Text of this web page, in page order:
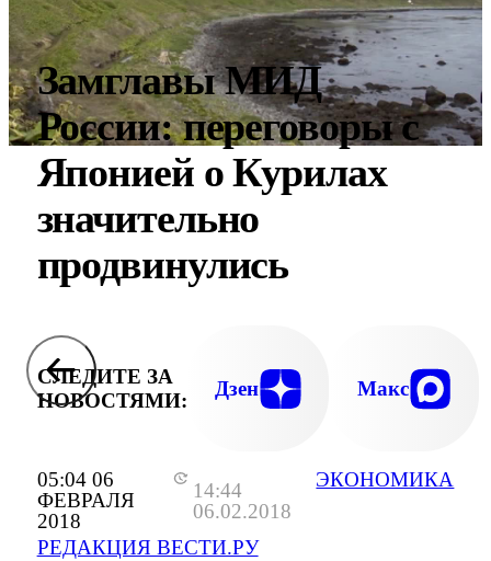
05:04 06
ФЕВРАЛЯ
2018
14:44
06.02.2018
РЕДАКЦИЯ ВЕСТИ.РУ
ЭКОНОМИКА
Замглавы МИД
России: переговоры с
Японией о Курилах
значительно
продвинулись
СЛЕДИТЕ ЗА
НОВОСТЯМИ:
Дзен Макс